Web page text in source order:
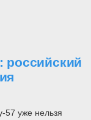
57 уже нельзя